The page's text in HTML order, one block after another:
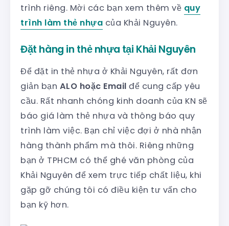
trình riêng. Mời các bạn xem thêm về quy
trình làm thẻ nhựa của Khải Nguyên.
Đặt hàng in thẻ nhựa tại Khải Nguyên
Để đặt in thẻ nhựa ở Khải Nguyên, rất đơn
giản bạn ALO hoặc Email để cung cấp yêu
cầu. Rất nhanh chóng kinh doanh của KN sẽ
báo giá làm thẻ nhựa và thông báo quy
trình làm việc. Bạn chỉ việc đợi ở nhà nhận
hàng thành phẩm mà thôi. Riêng những
bạn ở TPHCM có thể ghé văn phòng của
Khải Nguyên để xem trực tiếp chất liệu, khi
gặp gỡ chúng tôi có điều kiện tư vấn cho
bạn kỹ hơn.